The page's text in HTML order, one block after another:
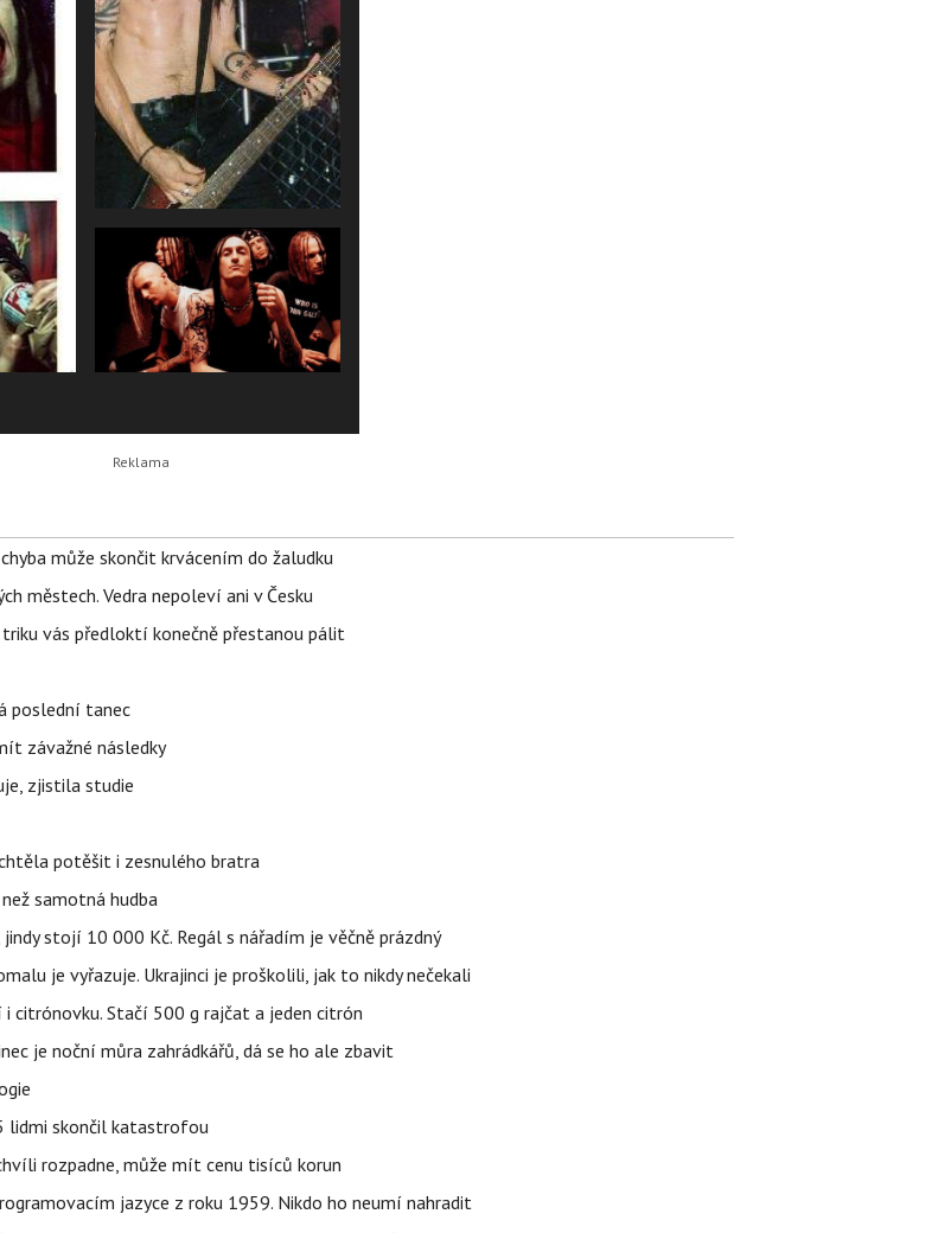
může skončit krvácením do žaludku
městech. Vedra nepoleví ani v Česku
vás předloktí konečně přestanou pálit
poslední tanec
závažné následky
zjistila studie
potěšit i zesnulého bratra
samotná hudba
stojí 10 000 Kč. Regál s nářadím je věčně prázdný
je vyřazuje. Ukrajinci je proškolili, jak to nikdy nečekali
citrónovku. Stačí 500 g rajčat a jeden citrón
je noční můra zahrádkářů, dá se ho ale zbavit
lidmi skončil katastrofou
rozpadne, může mít cenu tisíců korun
jazyce z roku 1959. Nikdo ho neumí nahradit